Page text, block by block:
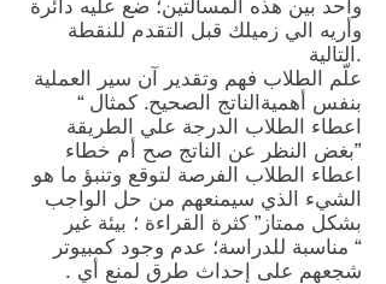
واحد بين هذه المسألتين؛ ضع عليه دائرة
وأريه الي زميلك قبل التقدم للنقطة
التالية.
علّم الطلاب فهم وتقدير آن سير العملية
بنفس أهميةالناتج الصحيح. كمثال “
اعطاء الطلاب الدرجة علي الطريقة
بغض النظر عن الناتج صح أم خطاء”
اعطاء الطلاب الفرصة لتوقع وتنبؤ ما هو
الشيء الذي سيمنعهم من حل الواجب
بشكل ممتاز” كثرة القراءة ؛ بيئة غير
مناسبة للدراسة؛ عدم وجود كمبيوتر “
. شجعهم على إحداث طرق لمنع أي